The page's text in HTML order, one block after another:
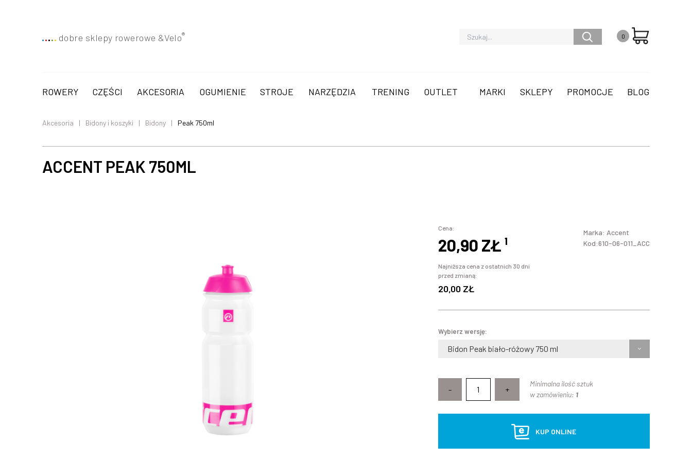
dobre sklepy rowerowe &Velo® 0
ROWERY CZĘŚCI AKCESORIA OGUMIENIE STROJE NARZĘDZIA TRENING OUTLET MARKI SKLEPY PROMOCJE BLOG
Akcesoria Bidony i koszyki Bidony Peak 750ml
ACCENT PEAK 750ML
Cena:
20,90 ZŁ¹
Najniższa cena z ostatnich 30 dni
przed zmianą:
20,00 ZŁ
Marka: Accent
Kod:610-06-011_ACC
Wybierz wersję:
Bidon Peak biało-różowy 750 ml
- +
Minimalna ilość sztuk
w zamówieniu: 1
KUP ONLINE